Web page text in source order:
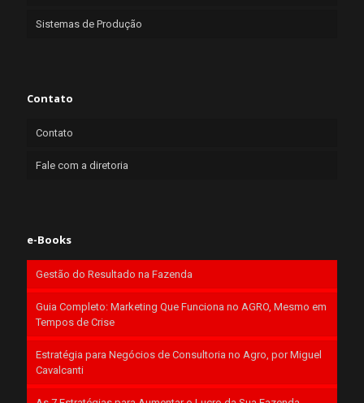
Sistemas de Produção
Contato
Contato
Fale com a diretoria
e-Books
Gestão do Resultado na Fazenda
Guia Completo: Marketing Que Funciona no AGRO, Mesmo em
Tempos de Crise
Estratégia para Negócios de Consultoria no Agro, por Miguel
Cavalcanti